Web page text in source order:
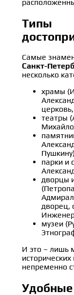
Типы
Самые
Санкт-
несколько
храмы
театры
парки и
дворцы
дворец,
музеи
И это – лишь
непременно